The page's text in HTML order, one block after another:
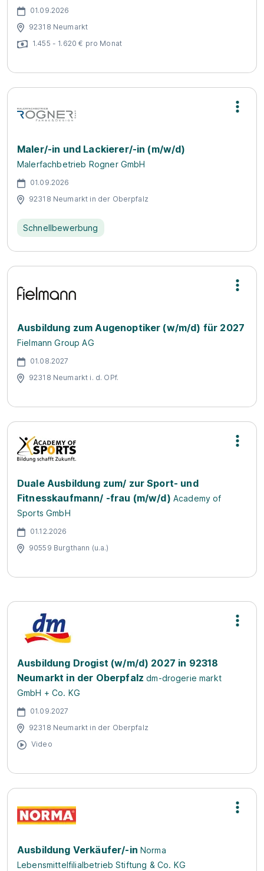
01.09.2026
92318 Neumarkt
1.455 - 1.620 € pro Monat
Maler/-in und Lackierer/-in (m/w/d)
Malerfachbetrieb Rogner GmbH
01.09.2026
92318 Neumarkt in der Oberpfalz
Schnellbewerbung
Ausbildung zum Augenoptiker (w/m/d) für 2027
Fielmann Group AG
01.08.2027
92318 Neumarkt i. d. OPf.
Duale Ausbildung zum/ zur Sport- und
Fitnesskaufmann/ -frau (m/w/d) Academy of
Sports GmbH
01.12.2026
90559 Burgthann (u.a.)
Ausbildung Drogist (w/m/d) 2027 in 92318
Neumarkt in der Oberpfalz dm-drogerie markt
GmbH + Co. KG
01.09.2027
92318 Neumarkt in der Oberpfalz
Video
Ausbildung Verkäufer/-in Norma
Lebensmittelfilialbetrieb Stiftung & Co. KG